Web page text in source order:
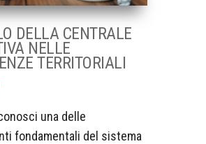
DELLA CENTRALE
NELLE
TERRITORIALI
una delle
fondamentali del sistema